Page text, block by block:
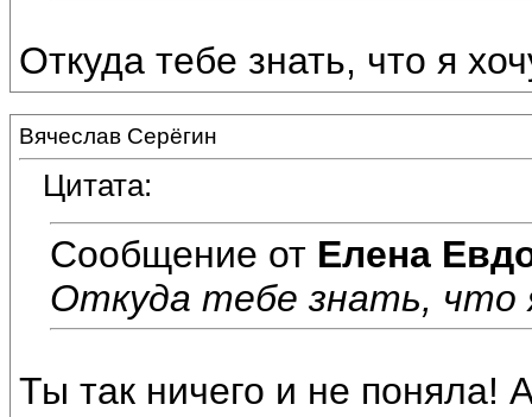
Откуда тебе знать, что я
Вячеслав Серёгин
Цитата:
Сообщение от Елена
Откуда тебе знать, что
Ты так ничего и не поняла!